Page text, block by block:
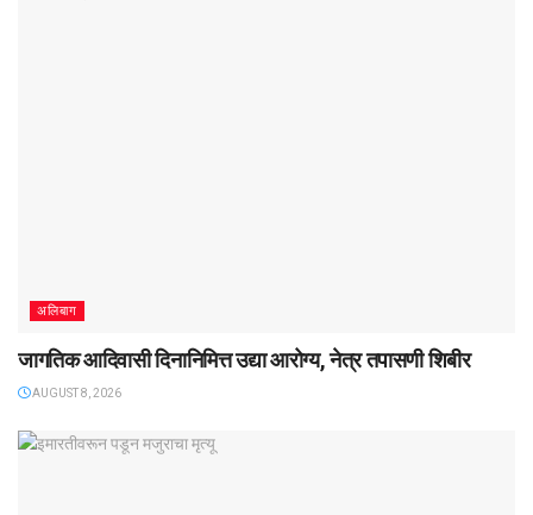
अलिबाग
जागतिक आदिवासी दिनानिमित्त उद्या आरोग्य, नेत्र तपासणी शिबीर
AUGUST 8, 2026